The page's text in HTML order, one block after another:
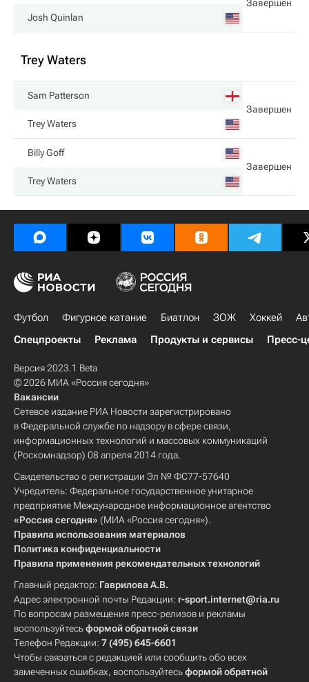
Завершен
Josh Quinlan
Trey Waters
Sam Patterson
Завершен
Trey Waters
Billy Goff
Завершен
Trey Waters
Футбол Фигурное катание Биатлон ЗОЖ Хоккей
Спецпроекты
Реклама Продукты и сервисы Пресс-
Версия 2023.1 Beta
© 2026 МИА «Россия сегодня»
Вакансии
Сетевое издание РИА Новости зарегистрировано
в Федеральной службе по надзору в сфере связи,
информационных технологий и массовых коммуникаций
(Роскомнадзор) 08 апреля 2014 года.
Свидетельство о регистрации Эл № ФС77-57640
Учредитель: Федеральное государственное унитарное
предприятие Международное информационное агентство
«Россия сегодня» (МИА «Россия сегодня»).
Правила использования материалов
Политика конфиденциальности
Правила применения рекомендательных технологий
Главный редактор: Гаврилова А.В.
Адрес электронной почты Редакции: r-sport.internet@ria.ru
По вопросам размещения пресс-релизов и рекламы
воспользуйтесьформой обратной связи
Телефон Редакции: 7 (495) 645-6601
Чтобы связаться с редакцией или сообщить обо всех
замеченных ошибках, воспользуйтесьформой обратной